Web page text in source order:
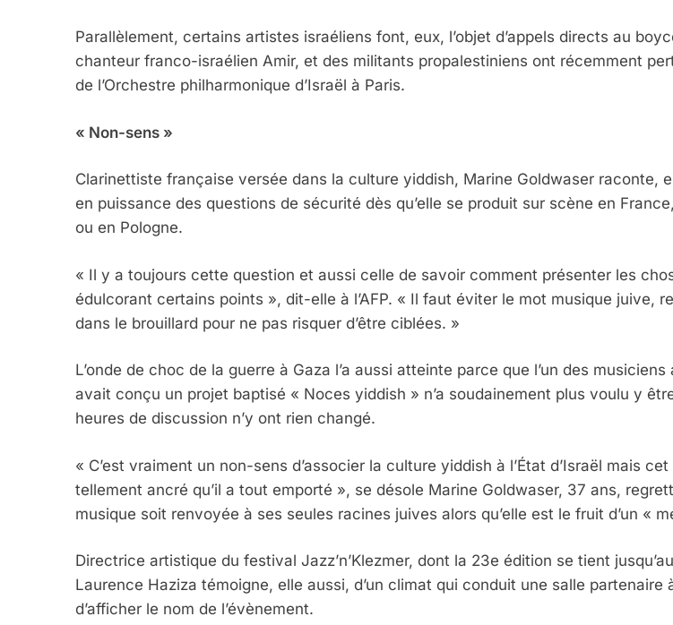
Parallèlement, certains artistes israéliens font, eux, l’objet d’appels directs au
chanteur franco-israélien Amir, et des militants propalestiniens ont récemment
de l’Orchestre philharmonique d’Israël à Paris.
« Non-sens »
Clarinettiste française versée dans la culture yiddish, Marine Goldwaser raconte,
en puissance des questions de sécurité dès qu’elle se produit sur scène en
ou en Pologne.
« Il y a toujours cette question et aussi celle de savoir comment présenter les
édulcorant certains points », dit-elle à l’AFP. « Il faut éviter le mot musique juive,
dans le brouillard pour ne pas risquer d’être ciblées. »
L’onde de choc de la guerre à Gaza l’a aussi atteinte parce que l’un des
avait conçu un projet baptisé « Noces yiddish » n’a soudainement plus voulu y
heures de discussion n’y ont rien changé.
« C’est vraiment un non-sens d’associer la culture yiddish à l’État d’Israël mais
tellement ancré qu’il a tout emporté », se désole Marine Goldwaser, 37 ans,
musique soit renvoyée à ses seules racines juives alors qu’elle est le fruit d’un «
Directrice artistique du festival Jazz’n’Klezmer, dont la 23e édition se tient
Laurence Haziza témoigne, elle aussi, d’un climat qui conduit une salle partenaire
d’afficher le nom de l’évènement.
2025, L’année La Plus Meurtrière Selon Le Rapport
FRANCE ISRAÉL
FIÈRE, DIGNE ET RÉSILIENTE : POURQUOI JE
Dvir